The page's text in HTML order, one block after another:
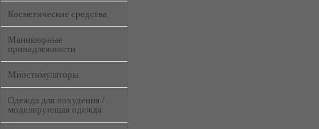
Косметические средства
Маникюрные
принадлежности
Миостимуляторы
Одежда для похудения /
моделирующая одежда